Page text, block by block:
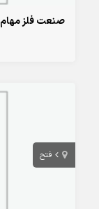
صنعت فلز مهام
فتح